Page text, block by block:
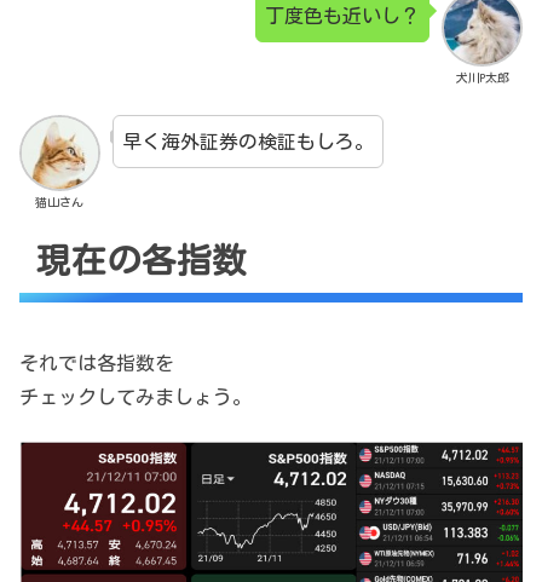
犬川P太郎
丁度色も近いし？
猫山さん
早く海外証券の検証もしろ。
現在の各指数
それでは各指数を
チェックしてみましょう。